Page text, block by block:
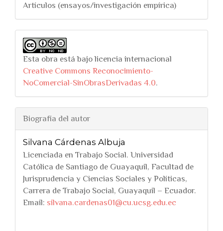
Artículos (ensayos/investigación empírica)
Esta obra está bajo licencia internacional
Creative Commons Reconocimiento-
NoComercial-SinObrasDerivadas 4.0.
Biografía del autor
Silvana Cárdenas Albuja
Licenciada en Trabajo Social. Universidad
Católica de Santiago de Guayaquil, Facultad de
Jurisprudencia y Ciencias Sociales y Políticas,
Carrera de Trabajo Social, Guayaquil – Ecuador.
Email: silvana.cardenas01@cu.ucsg.edu.ec